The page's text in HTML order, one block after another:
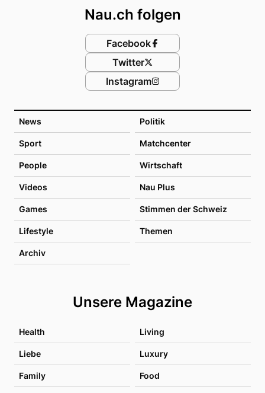
News Politik
Sport Matchcenter
People Wirtschaft
Videos Nau Plus
Games Stimmen der Schweiz
Lifestyle Themen
Archiv
Unsere Magazine
Health Living
Liebe Luxury
Family Food
Nau.ch folgen
Facebook
Twitter
Instagram